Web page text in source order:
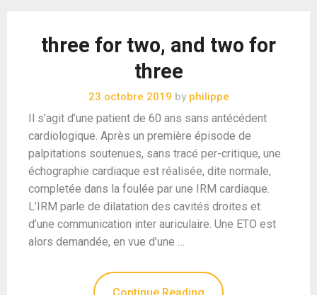
three for two, and two for
three
23 octobre 2019 byphilippe
Il s’agit d’une patient de 60 ans sans antécédent
cardiologique. Après un première épisode de
palpitations soutenues, sans tracé per-critique, une
échographie cardiaque est réalisée, dite normale,
completée dans la foulée par une IRM cardiaque.
L’IRM parle de dilatation des cavités droites et
d’une communication inter auriculaire. Une ETO est
alors demandée, en vue d’une …